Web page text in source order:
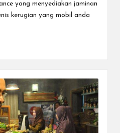
yang menyediakan jaminan
kerugian yang mobil anda